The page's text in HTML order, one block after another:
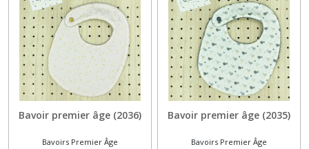
Bavoir premier âge (2036)
Bavoirs Premier Âge
Bavoir premier âge (2035)
Bavoirs Premier Âge
Covid19
(27)
Destockage
(11)